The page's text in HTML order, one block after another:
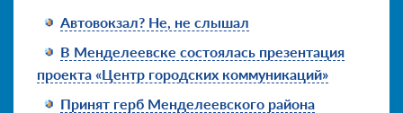
Автовокзал? Не, не слышал
В Менделеевске состоялась презентация
проекта «Центр городских коммуникаций»
Принят герб Менделеевского района